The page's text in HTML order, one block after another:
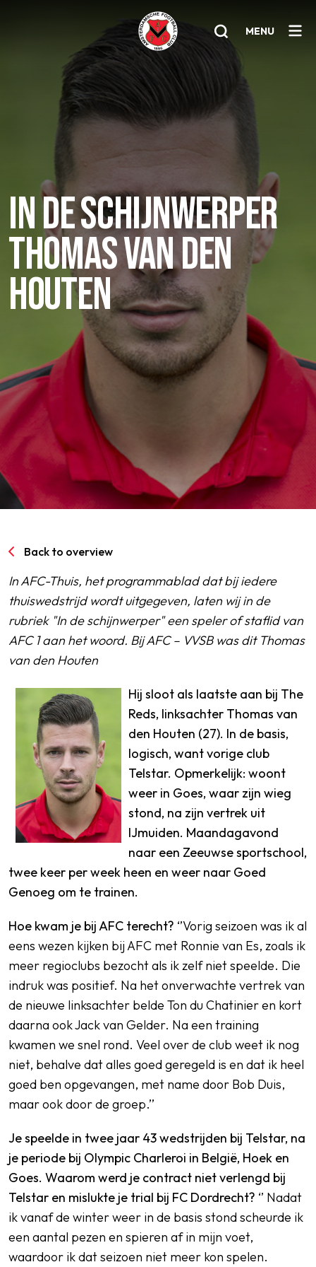
MENU
Jeugd
Senioren
Clubinfo
Nieuwsoverzicht
Sponsoring
SPORTPARK GOED GENOEG
LIDMAATSCHAP
CONTACT
IN DE SCHIJNWERPER
THOMAS VAN DEN
HOUTEN
Back to overview
In AFC-Thuis, het programmablad dat bij iedere
thuiswedstrijd wordt uitgegeven, laten wij in de
rubriek "In de schijnwerper" een speler of staflid van
AFC 1 aan het woord. Bij AFC – VVSB was dit Thomas
van den Houten
Hij sloot als laatste aan bij The
Reds, linksachter Thomas van
den Houten (27). In de basis,
logisch, want vorige club
Telstar. Opmerkelijk: woont
weer in Goes, waar zijn wieg
stond, na zijn vertrek uit
IJmuiden. Maandagavond
naar een Zeeuwse sportschool,
twee keer per week heen en weer naar Goed
Genoeg om te trainen.
Hoe kwam je bij AFC terecht? ‘’Vorig seizoen was ik al
eens wezen kijken bij AFC met Ronnie van Es, zoals ik
meer regioclubs bezocht als ik zelf niet speelde. Die
indruk was positief. Na het onverwachte vertrek van
de nieuwe linksachter belde Ton du Chatinier en kort
daarna ook Jack van Gelder. Na een training
kwamen we snel rond. Veel over de club weet ik nog
niet, behalve dat alles goed geregeld is en dat ik heel
goed ben opgevangen, met name door Bob Duis,
maar ook door de groep.’’
Je speelde in twee jaar 43 wedstrijden bij Telstar, na
je periode bij Olympic Charleroi in België, Hoek en
Goes. Waarom werd je contract niet verlengd bij
Telstar en mislukte je trial bij FC Dordrecht? ‘’ Nadat
ik vanaf de winter weer in de basis stond scheurde ik
een aantal pezen en spieren af in mijn voet,
waardoor ik dat seizoen niet meer kon spelen.